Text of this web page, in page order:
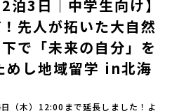
・時間】7月4日(土) 12：00 JR有田
着する便で手配ください。【解散場
JR有田駅【対象】中学2年生、中
賀県西松浦郡有田町）※地域みらい
（シェアハウス）です。※1室1名で
代金】無料※旅行代金に含まれる費
なります：・宿泊費（1泊分）・プロ
験費用・一部の食事代*以下の費用は
ばれたこともある、ヤマメやニジマ
」。他の地域では見ることのできな
うことができます。さらに、源義経
が深いとされている地域で、義経を
、アイヌ民族と日本の歴史を交差す
。北の大地で育まれた「アイヌ文
北海道を中心とした北部周辺で、先
よって大切に育まれてきた文化で
泊3日｜中学生向け】
先人が拓いた大自然
で「未来の自分」を
めし地域留学 in北海
（木）12:00まで延長しました！よ